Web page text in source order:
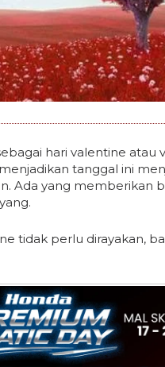
hari valentine atau
tanggal ini
Ada yang memberikan
tidak perlu dirayakan,